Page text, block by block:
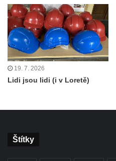
19. 7. 2026
Lidi jsou lidi (i v Loretě)
Štítky